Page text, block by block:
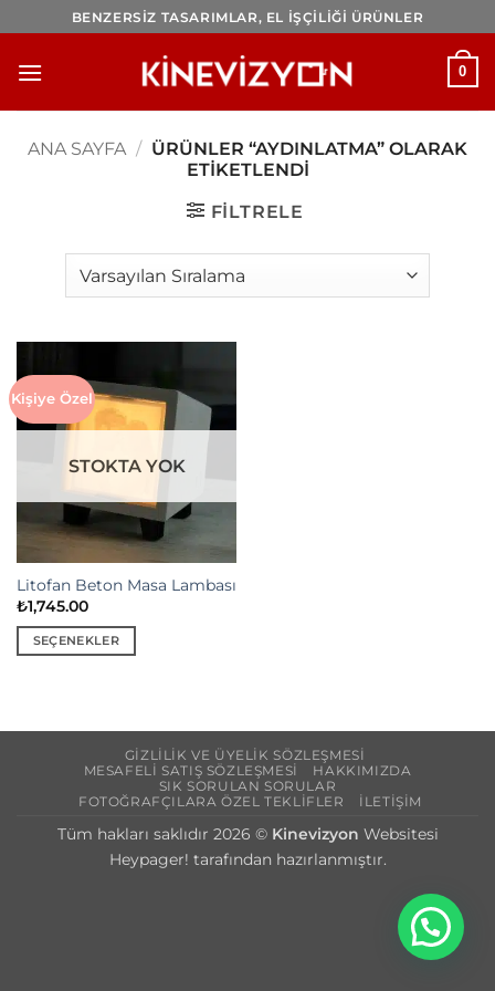
atla
BENZERSİZ TASARIMLAR, EL İŞÇİLİĞİ ÜRÜNLER
0
ANA SAYFA / ÜRÜNLER “AYDINLATMA” OLARAK
ETIKETLENDI
FILTRELE
Kişiye Özel
STOKTA YOK
Litofan Beton Masa Lambası
₺1,745.00
SEÇENEKLER
fazla
Seçenekler
GIZLILIK VE ÜYELIK SÖZLEŞMESI
MESAFELI SATIŞ SÖZLEŞMESI
HAKKIMIZDA
SIK SORULAN SORULAR
FOTOĞRAFÇILARA ÖZEL TEKLIFLER
İLETIŞIM
Tüm hakları saklıdır 2026 © Kinevizyon Websitesi
Heypager! tarafından hazırlanmıştır.